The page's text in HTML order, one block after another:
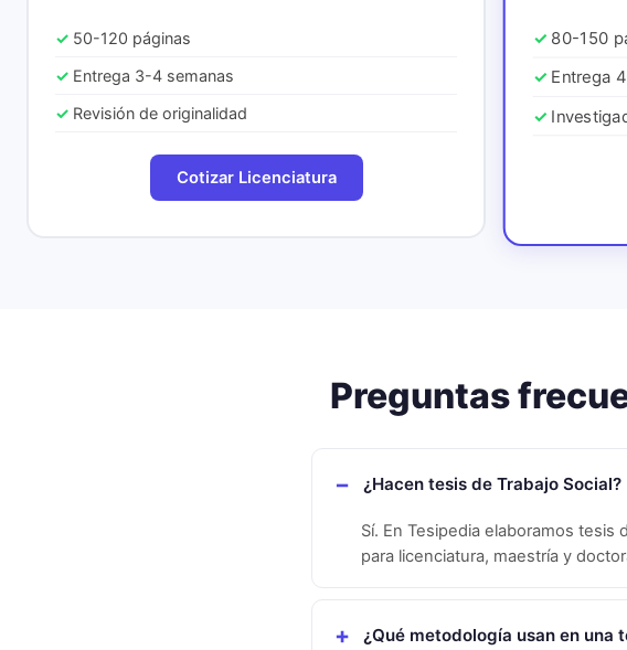
50-120 páginas
Entrega 3-4 semanas
Revisión de originalidad
Cotizar Licenciatura
80-150
Entrega
Preguntas
¿Hacen tesis de Trabajo Social?
Sí. En Tesipedia elaboramos tesis
para licenciatura, maestría y
¿Qué metodología usan en una